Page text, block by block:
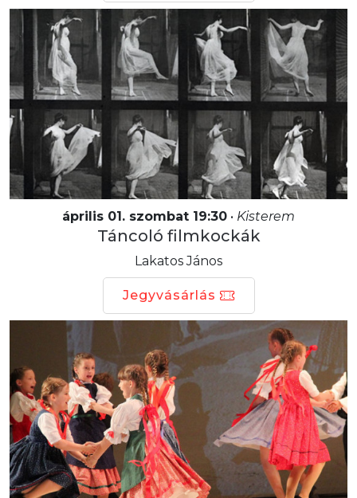
április 01. szombat 19:30 • Kisterem
Táncoló filmkockák
Lakatos János
Jegyvásárlás